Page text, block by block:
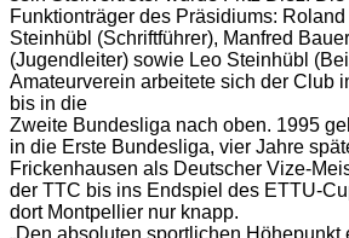
Funktionträger des Präsidiums:
Steinhübl (Schriftführer), Manfred
(Jugendleiter) sowie Leo Steinhübl
Amateurverein arbeitete sich der Club
bis in die
Zweite Bundesliga nach oben. 1995
in die Erste Bundesliga, vier Jahre
Frickenhausen als Deutscher Vize-
der TTC bis ins Endspiel des ETTU-
dort Montpellier nur knapp.
„Den absoluten sportlichen Höhepunkt